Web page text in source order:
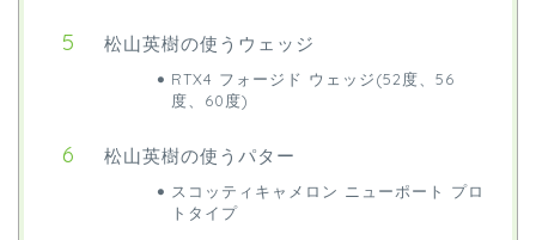
松山英樹の使うウェッジ
RTX4 フォージド ウェッジ(52度、56
度、60度)
松山英樹の使うパター
スコッティキャメロン ニューポート プロ
トタイプ